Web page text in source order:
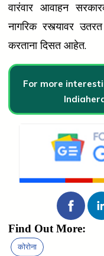
वारंवार आवाहन
नागरिक रस्त्यावर
करताना दिसत आहेत.
For more
Find Out More:
कोरोना